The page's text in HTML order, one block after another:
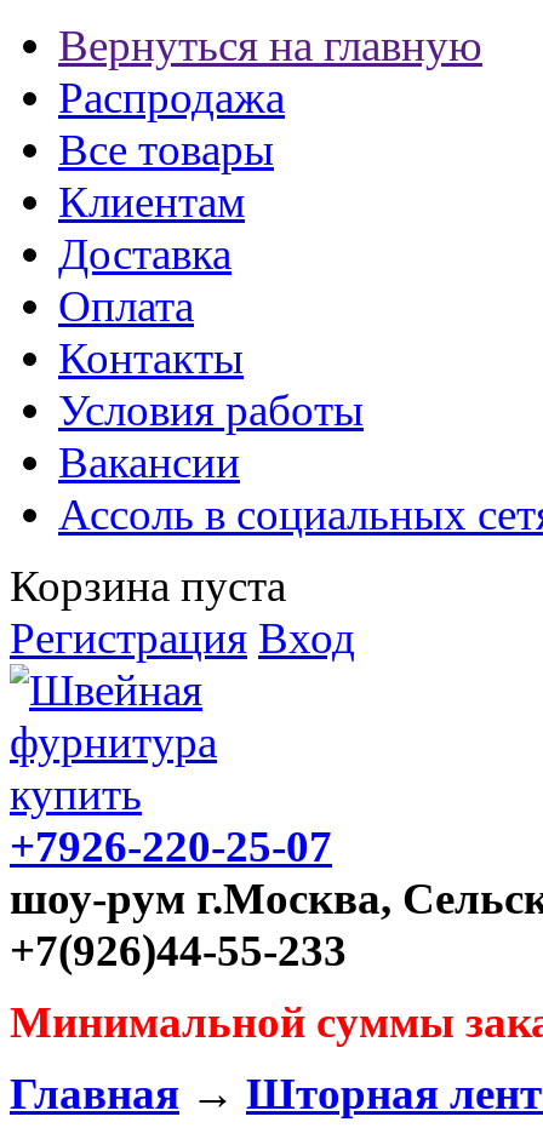
Вернуться на главную
Распродажа
Все товары
Клиентам
Доставка
Оплата
Контакты
Условия работы
Вакансии
Ассоль в социальных
Корзина пуста
Регистрация Вход
+7926-220-25-07
шоу-рум г.Москва,
+7(926)44-55-233
Минимальной суммы
Главная → Шторная